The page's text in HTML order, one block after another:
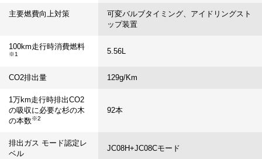
主要燃費向上対策
可変バルブタイミング、アイドリングスト
ップ装置
100km走行時消費燃料
※1 5.56L
CO2排出量 129g/Km
1万km走行時排出CO2
の吸収に必要な杉の木
の本数※2
92本
排出ガス モード認定レ
ベル
JC08H+JC08Cモード